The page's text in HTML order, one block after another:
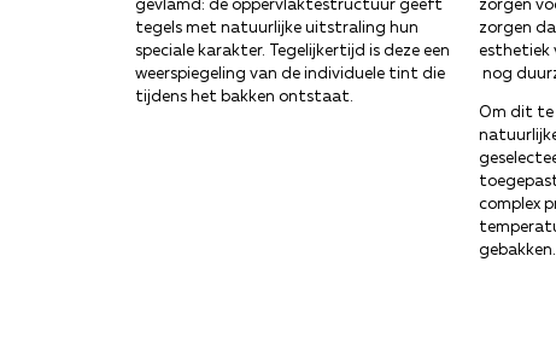
tegels met natuurlijke uitstraling hun
speciale karakter. Tegelijkertijd is deze een
weerspiegeling van de individuele tint die
tijdens het bakken ontstaat.
zorgen
esthetiek
nog
Om dit te
complex
gebakken.